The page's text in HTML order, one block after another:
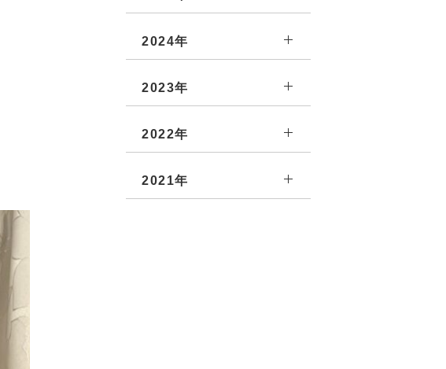
2024年
2023年
2022年
2021年